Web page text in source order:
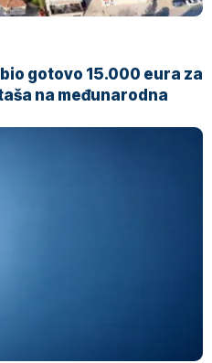
gotovo 15.000 eura za
na međunarodna